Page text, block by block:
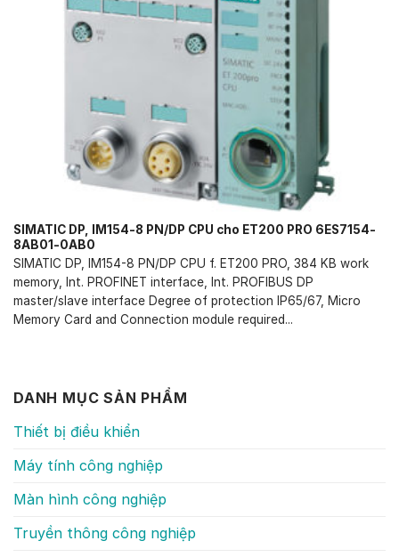
SIMATIC DP, IM154-8 PN/DP CPU cho ET200 PRO 6ES7154-
8AB01-0AB0
SIMATIC DP, IM154-8 PN/DP CPU f. ET200 PRO, 384 KB work
memory, Int. PROFINET interface, Int. PROFIBUS DP
master/slave interface Degree of protection IP65/67, Micro
Memory Card and Connection module required...
DANH MỤC SẢN PHẨM
Thiết bị điều khiển
Máy tính công nghiệp
Màn hình công nghiệp
Truyền thông công nghiệp